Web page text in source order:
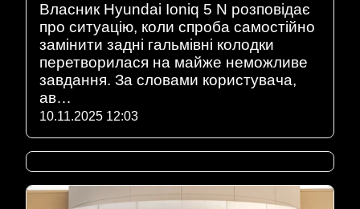
Власник Hyundai Ioniq 5 N розповідає
про ситуацію, коли спроба самостійно
замінити задні гальмівні колодки
перетворилася на майже неможливе
завдання. За словами користувача,
ав…
10.11.2025 12:03